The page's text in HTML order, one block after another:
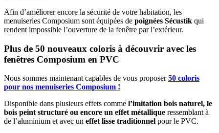
Afin d’améliorer encore la sécurité de votre habitation, les
menuiseries Composium sont équipées de poignées Sécustik qui
rendent impossible l’ouverture de la fenêtre par l’extérieur.
Plus de 50 nouveaux coloris à découvrir avec les
fenêtres Composium en PVC
Nous sommes maintenant capables de vous proposer50 coloris
pour nos menuiseries Composium !
Disponible dans plusieurs effets comme l’imitation bois naturel, le
bois peint structuré ou encore un effet métallique ressemblant à
de l’aluminium et avec un effet lisse traditionnel pour le PVC.